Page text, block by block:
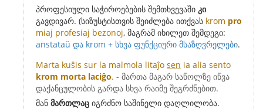
პროფესიული საჭიროებების შემთხვევაში კი
გავდივარ. (სიზუსტისთვის შეიძლება ითქვას krom pro
miaj profesiaj bezonoj, მაგრამ იხილეთ შემდეგი:
anstataŭ და krom + სხვა ფუნქციური მსაზღვრელები.
Marta kuŝis sur la malmola litaĵo sen ia alia sento
krom morta laciĝo. - მართა მაგარ საწოლზე იწვა
დაქანცულობის გარდა სხვა რაიმე შეგრძნებით.
მან მართლაც იგრძნო საშინელი დაღლილობა.